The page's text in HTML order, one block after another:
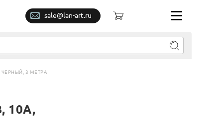
sale@lan-art.ru
ЧЕРНЫЙ, 3 МЕТРА
10А,